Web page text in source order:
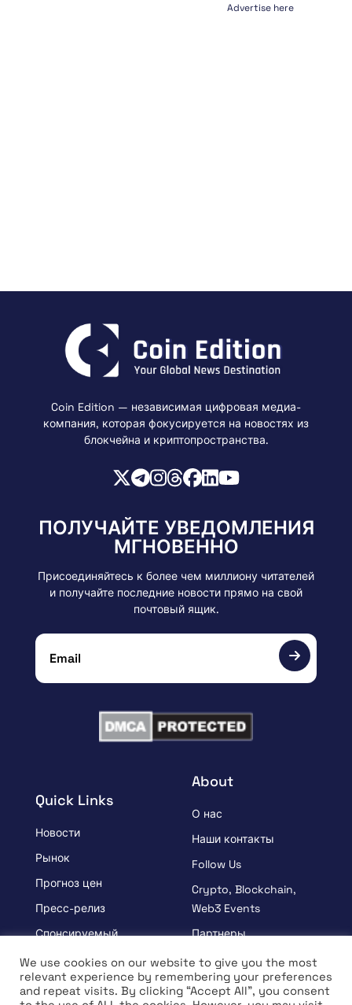
Advertise here
Coin Edition — независимая цифровая медиа-
компания, которая фокусируется на новостях из
блокчейна и криптопространства.
Quick Links
Новости
Рынок
Прогноз цен
Пресс-релиз
Спонсируемый
УЗНАВАЙ
Интервью
About
О нас
Наши контакты
Follow Us
Crypto, Blockchain,
Web3 Events
Партнеры
Положения и условия
Политика
ПОЛУЧАЙТЕ УВЕДОМЛЕНИЯ
МГНОВЕННО
Присоединяйтесь к более чем миллиону читателей
и получайте последние новости прямо на свой
почтовый ящик.
We use cookies on our website to give you the most
relevant experience by remembering your preferences
and repeat visits. By clicking “Accept All”, you consent